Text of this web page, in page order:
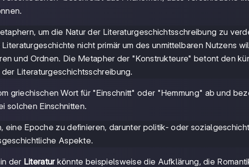
um die Natur der Literaturgeschichtsschreibung zu
nicht primär um des unmittelbaren Nutzens
und Ordnen. Die Metapher der "Konstrukteure" betont den
Literaturgeschichtsschreibung.
griechischen Wort für "Einschnitt" oder "Hemmung" ab und
solchen Einschnitten.
eine Epoche zu definieren, darunter politik- oder
Aspekte.
in der Literaturkönnte beispielsweise die Aufklärung, die